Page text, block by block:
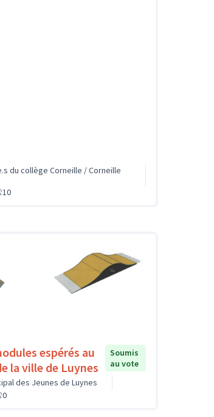
du collège Corneille / Corneille
10
espérés au
la ville de Luynes
Soumis
au vote
des Jeunes de Luynes
0